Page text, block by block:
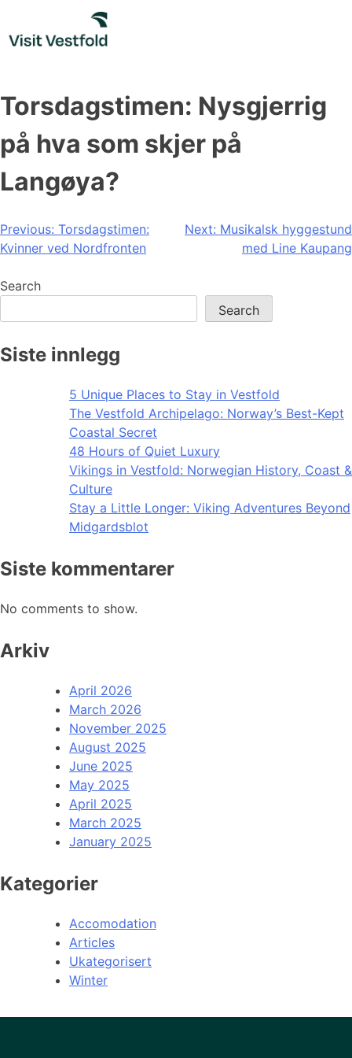
content
Torsdagstimen: Nysgjerrig
på hva som skjer på
Langøya?
Post
navigation
Previous: Torsdagstimen:
Kvinner ved Nordfronten
Next: Musikalsk hyggestund
med Line Kaupang
Search
Search
Siste innlegg
5 Unique Places to Stay in Vestfold
The Vestfold Archipelago: Norway’s Best-Kept
Coastal Secret
48 Hours of Quiet Luxury
Vikings in Vestfold: Norwegian History, Coast &
Culture
Stay a Little Longer: Viking Adventures Beyond
Midgardsblot
Siste kommentarer
No comments to show.
Arkiv
April 2026
March 2026
November 2025
August 2025
June 2025
May 2025
April 2025
March 2025
January 2025
Kategorier
Accomodation
Articles
Ukategorisert
Winter